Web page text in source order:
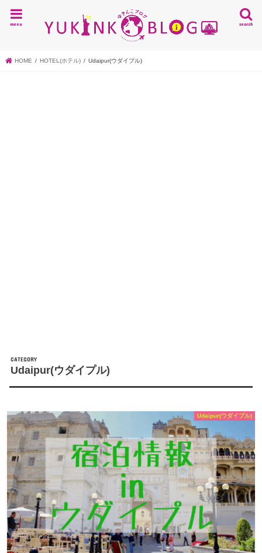
search
menu
HOME HOTEL(ホテル) Udaipur(ウダイプル)
Udaipur(ウダイプル)
Udaipur(ウダイプル)